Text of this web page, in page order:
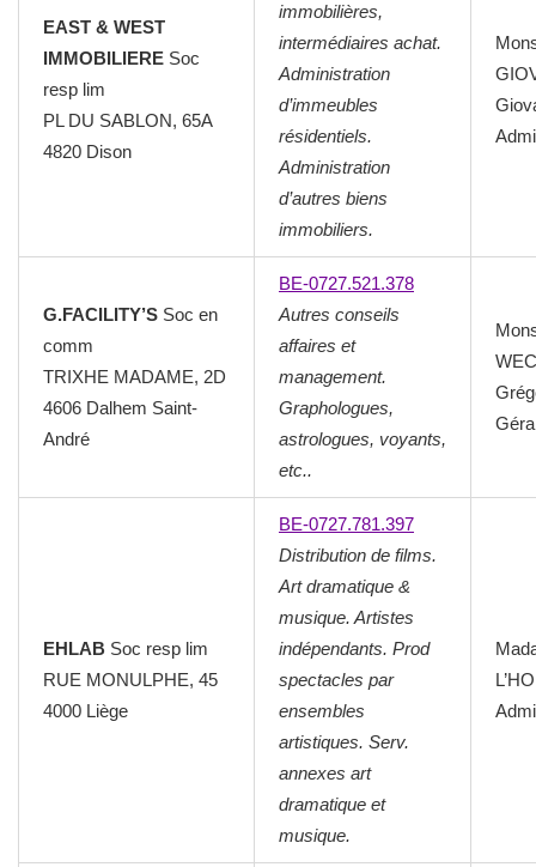
EAST & WEST
IMMOBILIERE Soc
resp lim
PL DU SABLON, 65A
4820 Dison
immobilières,
intermédiaires achat.
Administration
d’immeubles
résidentiels.
Administration
d’autres biens
immobiliers.
G.FACILITY’S Soc en
comm
TRIXHE MADAME, 2D
4606 Dalhem Saint-
André
BE-0727.521.378
Autres conseils
affaires et
management.
Graphologues,
astrologues, voyants,
etc..
EHLAB Soc resp lim
RUE MONULPHE, 45
4000 Liège
BE-0727.781.397
Distribution de films.
Art dramatique &
musique. Artistes
indépendants. Prod
spectacles par
ensembles
artistiques. Serv.
annexes art
dramatique et
musique.